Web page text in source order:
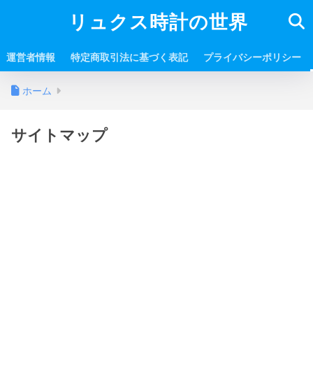
リュクス時計の世界
運営者情報 特定商取引法に基づく表記 プライバシーポリシー
ホーム
サイトマップ